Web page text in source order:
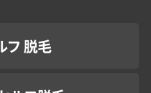
フ 脱毛